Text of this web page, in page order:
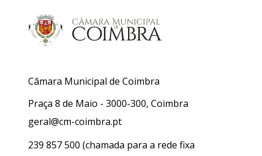
Câmara Municipal de Coimbra
Praça 8 de Maio - 3000-300, Coimbra
geral@cm-coimbra.pt
239 857 500 (chamada para a rede fixa